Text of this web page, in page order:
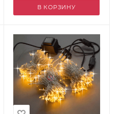
В КОРЗИНУ